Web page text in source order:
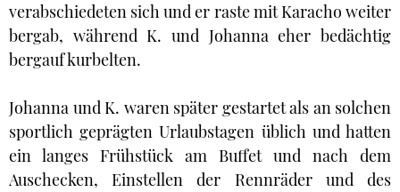
verabschiedeten sich und er raste mit Karacho weiter
bergab, während K. und Johanna eher bedächtig
bergauf kurbelten.
Johanna und K. waren später gestartet als an solchen
sportlich geprägten Urlaubstagen üblich und hatten
ein langes Frühstück am Buffet und nach dem
Auschecken, Einstellen der Rennräder und des